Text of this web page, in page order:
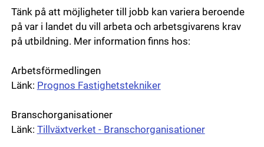
Tänk på att möjligheter till jobb kan variera beroende
på var i landet du vill arbeta och arbetsgivarens krav
på utbildning. Mer information finns hos:
Arbetsförmedlingen
Länk: Prognos Fastighetstekniker
Branschorganisationer
Länk: Tillväxtverket - Branschorganisationer